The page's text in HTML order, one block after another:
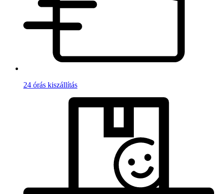
24 órás kiszállítás